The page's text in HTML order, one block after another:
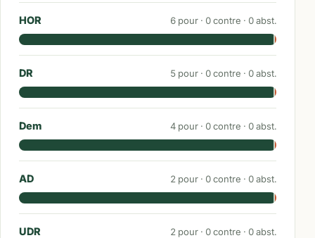
HOR 6 pour · 0contre · 0abst.
DR 5 pour · 0contre · 0abst.
Dem 4 pour · 0contre · 0abst.
AD 2 pour · 0contre · 0abst.
UDR 2 pour · 0contre · 0abst.